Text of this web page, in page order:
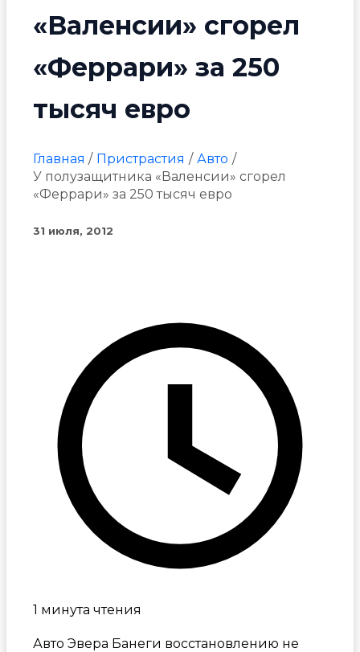
«Валенсии» сгорел
«Феррари» за 250
тысяч евро
Главная Пристрастия
Авто
У полузащитника «Валенсии» сгорел
«Феррари» за 250 тысяч евро
31 июля, 2012
1 минута чтения
Авто Эвера Банеги восстановлению не